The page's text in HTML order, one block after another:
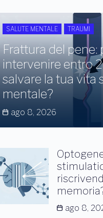
SALUTE MENTALE TRAUMI
Frattura del pene:
intervenire entro
salvare la tua vita
mentale?
ago 8, 2026
ago 8,